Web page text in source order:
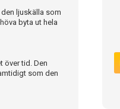
ljuskälla som
byta ut hela
över tid. Den
som den